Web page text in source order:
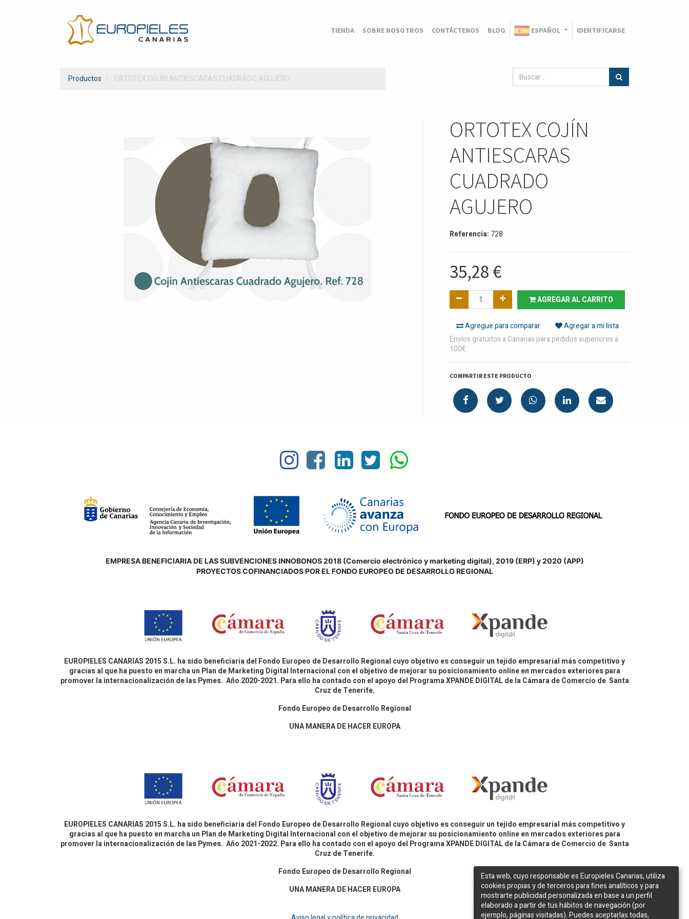
TIENDA SOBRE NOSOTROS CONTÁCTENOS BLOG ESPAÑOL IDENTIFICARSE
Productos ORTOTEX COJÍN ANTIESCARAS CUADRADO AGUJERO
ORTOTEX COJÍN
ANTIESCARAS
CUADRADO
AGUJERO
Referencia: 728
35,28 €
AGREGAR AL CARRITO
Agregue para comparar
Agregar a mi lista
Envíos gratuitos a Canarias para pedidos superiores a
100€
COMPARTIR ESTE PRODUCTO
EMPRESA BENEFICIARIA DE LAS SUBVENCIONES INNOBONOS 2018 (Comercio electrónico y marketing digital), 2019 (ERP) y 2020 (APP)
PROYECTOS COFINANCIADOS POR EL FONDO EUROPEO DE DESARROLLO REGIONAL
EUROPIELES CANARIAS 2015 S.L. ha sido beneficiaria del Fondo Europeo de Desarrollo Regional cuyo objetivo es conseguir un tejido empresarial más competitivo y
gracias al que ha puesto en marcha un Plan de Marketing Digital Internacional con el objetivo de mejorar su posicionamiento online en mercados exteriores para
promover la internacionalización de las Pymes. Año 2020-2021. Para ello ha contado con el apoyo del Programa XPANDE DIGITAL de la Cámara de Comercio de Santa
Cruz de Tenerife.
Fondo Europeo de Desarrollo Regional
UNA MANERA DE HACER EUROPA
EUROPIELES CANARIAS 2015 S.L. ha sido beneficiaria del Fondo Europeo de Desarrollo Regional cuyo objetivo es conseguir un tejido empresarial más competitivo y
gracias al que ha puesto en marcha un Plan de Marketing Digital Internacional con el objetivo de mejorar su posicionamiento online en mercados exteriores para
promover la internacionalización de las Pymes. Año 2021-2022. Para ello ha contado con el apoyo del Programa XPANDE DIGITAL de la Cámara de Comercio de Santa
Cruz de Tenerife.
Fondo Europeo de Desarrollo Regional
UNA MANERA DE HACER EUROPA
Esta web, cuyo responsable es Europieles Canarias, utiliza
cookies propias y de terceros para fines analíticos y para
mostrarte publicidad personalizada en base a un perfil
elaborado a partir de tus hábitos de navegación (por
ejemplo, páginas visitadas). Puedes aceptarlas todas,